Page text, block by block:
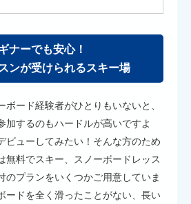
ナーでも安心！
ンが受けられるスキー場
ボード経験者がひとりもいないと、
加するのもハードルが高いですよ
ビューしてみたい！そんな方のため
無料でスキー、スノーボードレッス
のプランをいくつかご用意していま
ードを全く滑ったことがない、長い